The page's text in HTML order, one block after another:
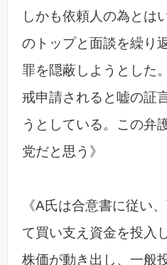
しかも依頼人の為とは
のトップと面談を繰り
罪を隠蔽しようとした
戒申請されると嘘の証
うとしている。この弁
党だと思う》
《A氏は合意書に従い
て買い支え資金を投入
株価が動き出し、一般